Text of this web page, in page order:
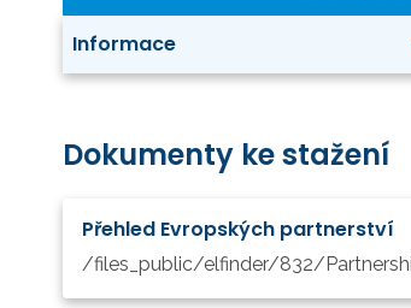
Informace
Dokumenty ke stažení
Přehled Evropských partnerství
/files_public/elfinder/832/